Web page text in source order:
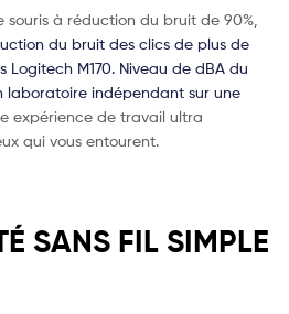
souris à réduction du bruit de 90%,
du bruit des clics de plus de
M170. Niveau de dBA du
indépendant sur une
expérience de travail ultra
qui vous entourent.
SANS FIL SIMPLE